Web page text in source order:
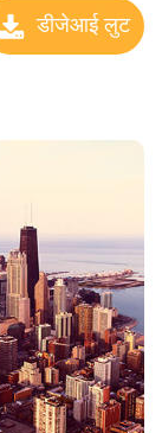
डीजेआई लुट